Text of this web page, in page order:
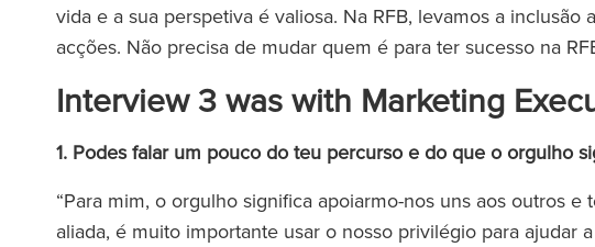
vida e a sua perspetiva é valiosa. Na RFB, levamos a inclusão
acções. Não precisa de mudar quem é para ter sucesso na
Interview 3 was with Marketing
1. Podes falar um pouco do teu percurso e do que o orgulho
“Para mim, o orgulho significa apoiarmo-nos uns aos outros
aliada, é muito importante usar o nosso privilégio para ajudar